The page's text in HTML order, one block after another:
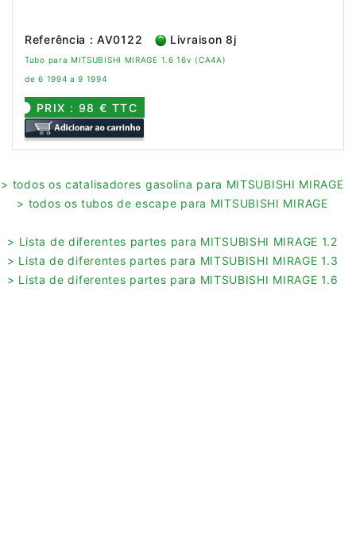
Referência : AV0122 Livraison 8j
Tubo para MITSUBISHI MIRAGE 1.6 16v (CA4A)
de 6 1994 a 9 1994
PRIX : 98 € TTC
> todos os catalisadores gasolina para MITSUBISHI MIRAGE
> todos os tubos de escape para MITSUBISHI MIRAGE
> Lista de diferentes partes para MITSUBISHI MIRAGE 1.2
> Lista de diferentes partes para MITSUBISHI MIRAGE 1.3
> Lista de diferentes partes para MITSUBISHI MIRAGE 1.6